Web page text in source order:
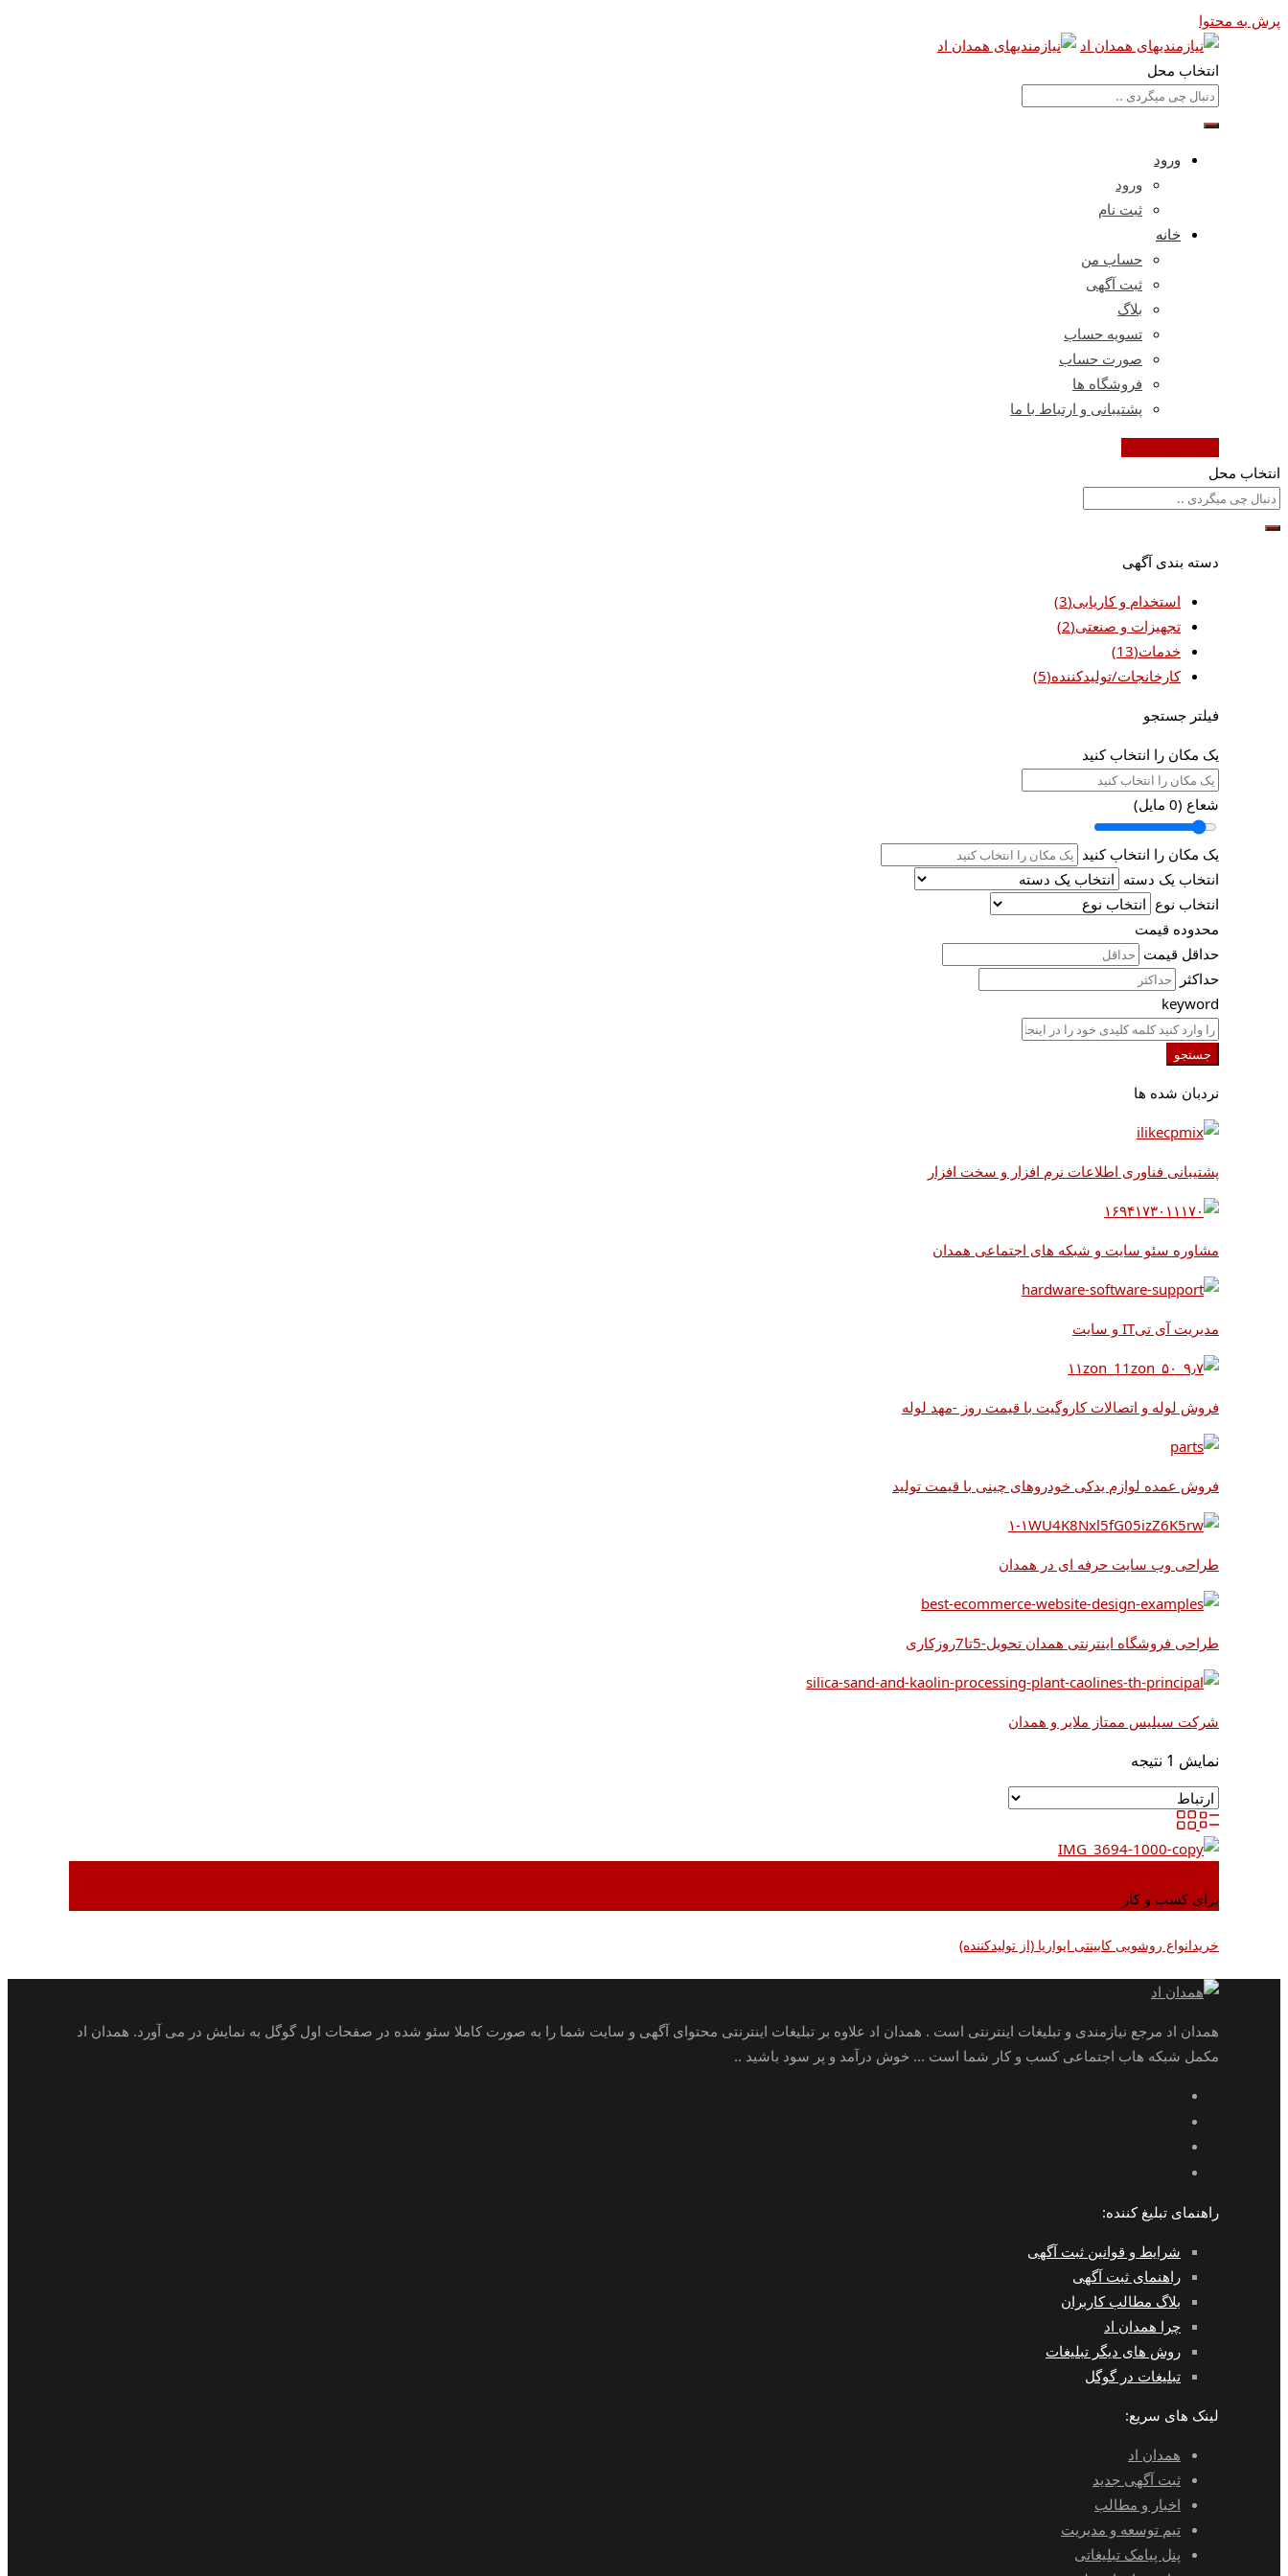
پرش به محتوا
انتخاب محل
ورود
ورود
ثبت نام
خانه
حساب من
ثبت آگهی
بلاگ
تسویه حساب
صورت حساب
فروشگاه ها
پشتیبانی و ارتباط با ما
انتخاب محل
دسته بندی آگهی
استخدام و کاریابی(3)
تجهیزات و صنعتی(2)
خدمات(13)
کارخانجات/تولیدکننده(5)
فیلتر جستجو
یک مکان را انتخاب کنید
شعاع (0 مایل)
یک مکان را انتخاب کنید
انتخاب یک دسته
انتخاب نوع
محدوده قیمت
حداقل قیمت
حداکثر
keyword
جستجو
نردبان شده ها
پشتیبانی فناوری اطلاعات نرم افزار و سخت افزار
مشاوره سئو سایت و شبکه های اجتماعی همدان
مدیریت آی تیIT و سایت
فروش لوله و اتصالات کاروگیت با قیمت روز -مهد لوله
فروش عمده لوازم یدکی خودروهای چینی با قیمت تولید
طراحی وب سایت حرفه ای در همدان
طراحی فروشگاه اینترنتی همدان تحویل-5تا7روزکاری
شرکت سیلیس ممتاز ملایر و همدان
نمایش 1 نتیجه
برای کسب و کار
خریدانواع روشویی کابینتی ایواریا (از تولیدکننده)
همدان اد مرجع نیازمندی و تبلیغات اینترنتی است . همدان اد علاوه بر تبلیغات اینترنتی محتوای آگهی و سایت شما را به صورت کاملا سئو شده در صفحات اول گوگل به نمایش در می آورد. همدان اد
مکمل شبکه هاب اجتماعی کسب و کار شما است ... خوش درآمد و پر سود باشید ..
راهنمای تبلیغ کننده:
شرایط و قوانین ثبت آگهی
راهنمای ثبت آگهی
بلاگ مطالب کاربران
چرا همدان اد
روش های دیگر تبلیغات
تبلیغات در گوگل
لینک های سریع:
همدان اد
ثبت آگهی جدید
اخبار و مطالب
تیم توسعه و مدیریت
پنل پیامک تبلیغاتی